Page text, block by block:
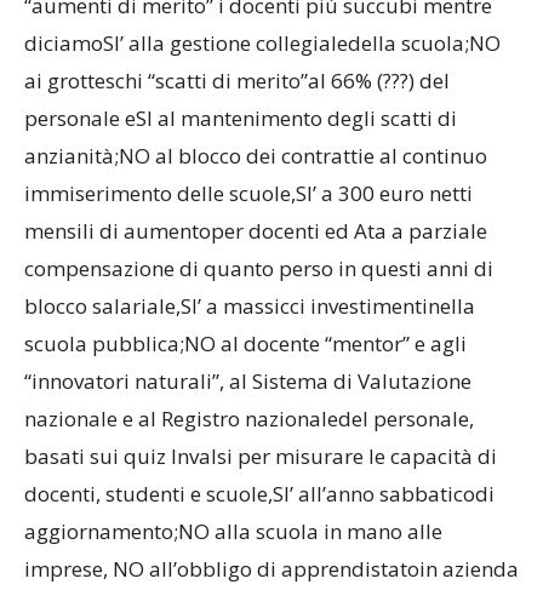
diciamoSI’ alla gestione collegialedella scuola;NO
ai grotteschi “scatti di merito”al 66% (???) del
personale eSI al mantenimento degli scatti di
anzianità;NO al blocco dei contrattie al continuo
immiserimento delle scuole,SI’ a 300 euro netti
mensili di aumentoper docenti ed Ata a parziale
compensazione di quanto perso in questi anni di
blocco salariale,SI’ a massicci investimentinella
scuola pubblica;NO al docente “mentor” e agli
“innovatori naturali”, al Sistema di Valutazione
nazionale e al Registro nazionaledel personale,
basati sui quiz Invalsi per misurare le capacità di
docenti, studenti e scuole,SI’ all’anno sabbaticodi
aggiornamento;NO alla scuola in mano alle
imprese, NO all’obbligo di apprendistatoin azienda